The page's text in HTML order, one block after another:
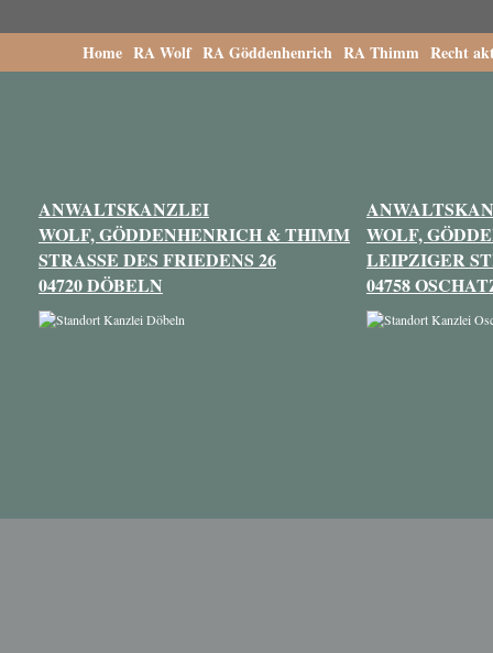
Home RA Wolf RA Göddenhenrich RA Thimm Recht
ANWALTSKANZLEI
WOLF, GÖDDENHENRICH & THIMM
STRASSE DES FRIEDENS 26
04720 DÖBELN
WOLF,
LEIPZIGER
04758